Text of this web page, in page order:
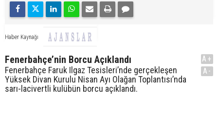
Haber Kaynağı
Fenerbahçe’nin Borcu Açıklandı
Fenerbahçe Faruk Ilgaz Tesisleri’nde gerçekleşen
Yüksek Divan Kurulu Nisan Ayı Olağan Toplantısı’nda
sarı-lacivertli kulübün borcu açıklandı.
A+
A-